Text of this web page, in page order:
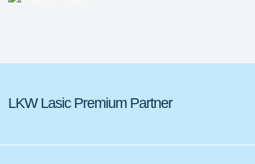
LKW Lasic Premium Partner